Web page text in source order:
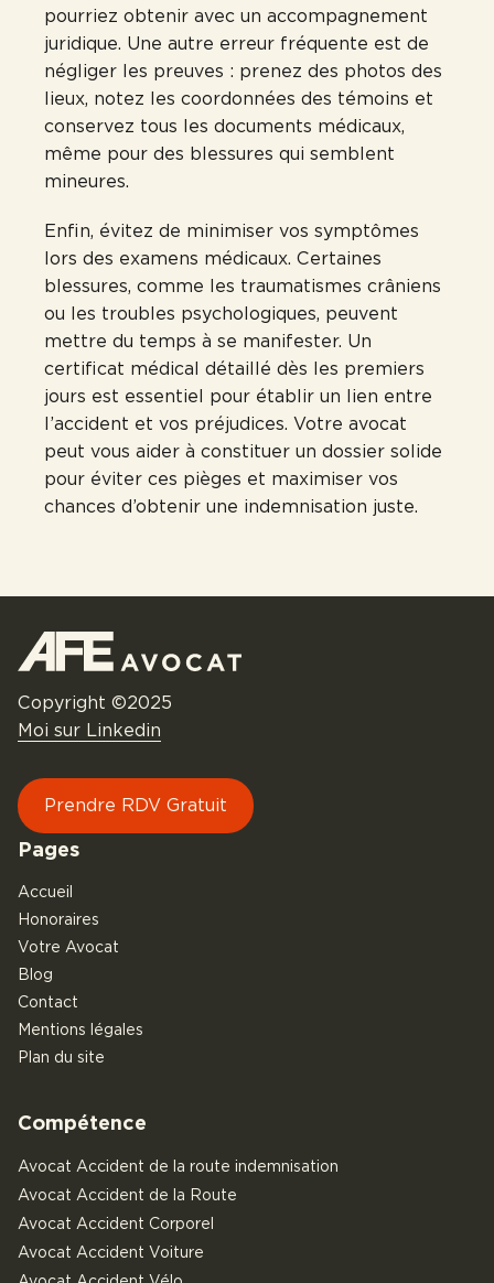
pourriez obtenir avec un accompagnement
juridique. Une autre erreur fréquente est de
négliger les preuves : prenez des photos des
lieux, notez les coordonnées des témoins et
conservez tous les documents médicaux,
même pour des blessures qui semblent
mineures.
Enfin, évitez de minimiser vos symptômes
lors des examens médicaux. Certaines
blessures, comme les traumatismes crâniens
ou les troubles psychologiques, peuvent
mettre du temps à se manifester. Un
certificat médical détaillé dès les premiers
jours est essentiel pour établir un lien entre
l’accident et vos préjudices. Votre avocat
peut vous aider à constituer un dossier solide
pour éviter ces pièges et maximiser vos
chances d’obtenir une indemnisation juste.
Copyright ©2025
Moi sur Linkedin
Prendre RDV Gratuit
Pages
Accueil
Honoraires
Votre Avocat
Blog
Contact
Mentions légales
Plan du site
Compétence
Avocat Accident de la route indemnisation
Avocat Accident de la Route
Avocat Accident Corporel
Avocat Accident Voiture